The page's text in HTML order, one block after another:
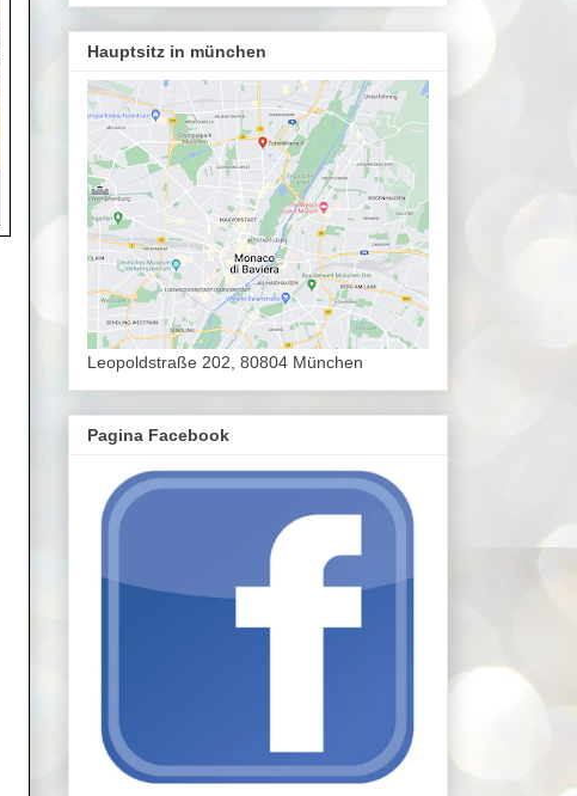
Hauptsitz in münchen
Leopoldstraße 202, 80804 München
Pagina Facebook